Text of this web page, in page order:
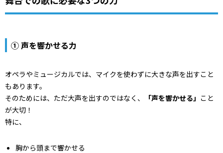
① 声を響かせる力
オペラやミュージカルでは、マイクを使わずに大きな声を出すこと
もあります。
そのためには、ただ大声を出すのではなく、
「声を響かせる」 こと
が大切！
特に、
胸から頭まで響かせる